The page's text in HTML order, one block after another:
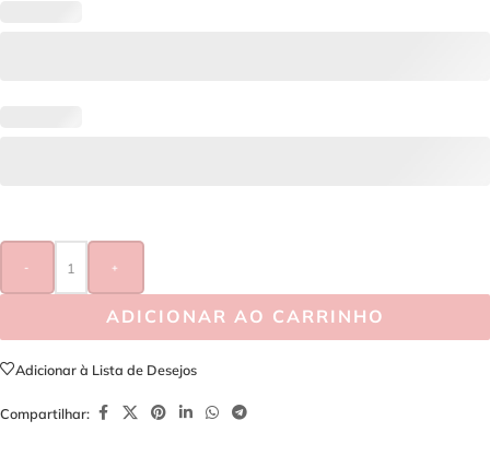
- +
ADICIONAR AO CARRINHO
Adicionar à Lista de Desejos
Compartilhar: